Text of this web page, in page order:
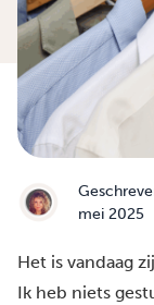
mei 2025
Het is vandaag
Ik heb niets